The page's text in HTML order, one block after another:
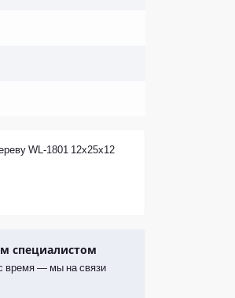
WL-1801 12x25x12
специалистом
время — мы на связи